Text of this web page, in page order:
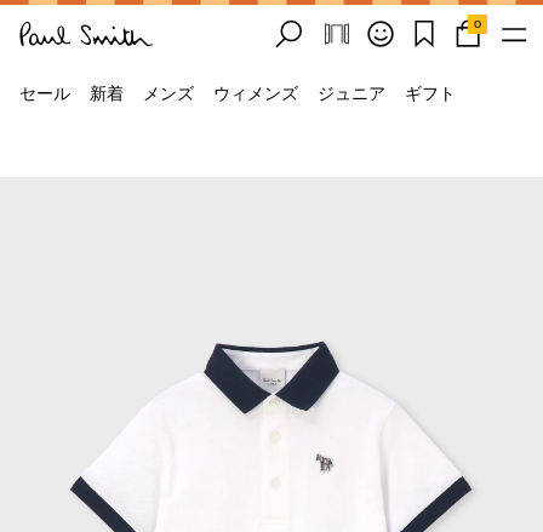
0
セール 新着 メンズ ウィメンズ ジュニア ギフト